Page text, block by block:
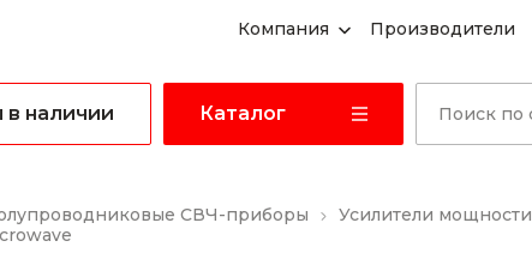
Компания Производители
наличии Каталог
СВЧ-приборы
Усилители мощности